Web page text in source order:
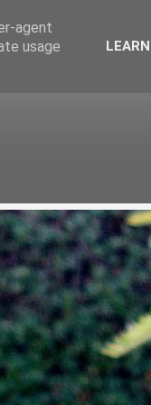
agent
usage